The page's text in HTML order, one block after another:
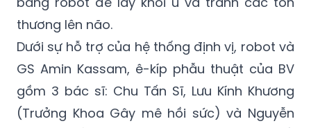
thương lên não.
Dưới sự hỗ trợ của hệ thống định vị, robot và
GS Amin Kassam, ê-kíp phẫu thuật của BV
gồm 3 bác sĩ: Chu Tấn Sĩ, Lưu Kính Khương
(Trưởng Khoa Gây mê hồi sức) và Nguyễn